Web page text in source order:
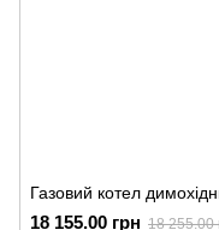
Газовий котел
18 155.00 грн 18 255.00